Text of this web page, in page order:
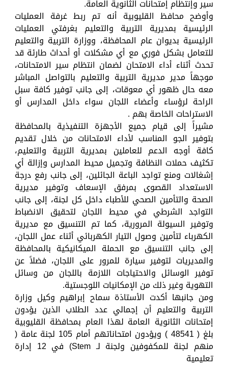
سير وإنتظام إمتحانات الثانوية العامة.
وأوضح محافظ القليوبية أنه تم ربط غرفة العمليات
الرئيسية بمديرية التربية والتعليم بغرفتي العمليات
الرئيسية بديوان عام المحافظة، ووزارة التربية والتعليم
للتعامل بشكل فوري مع أي مشكلات أو أحداث طارئة قد
تحدث أثناء أداء الامتحان لضمان انتظام سير الامتحانات،
موجهاً مدير مديرية التربية والتعليم بالتواصل المباشر
معه حال ظهور أي معوقات، إلى جانب توفير كافة سبل
الراحة لرؤساء وأعضاء اللجان سواء داخل المدارس أو
الاستراحات الخاصة بهم .
مشيراً إلى قيام جميع الأجهزة التنفيذية بالمحافظة
بتوفير الجو المناسب لأداء الامتحانات من خلال تقديم
كافة أوجه الدعم للعاملين بمديرية التربية والتعليم،
تكثيف حملات النظافة وتجميل محيط المدارس وإزالة أي
إشغالات ومنع تواجد الباعة الجائلين، إلى جانب رفع درجة
الاستعداد القصوى بمرفق الإسعاف وتوفير مديرية
الصحة والتأمين الصحي للأطباء داخل كل لجنة، إلى جانب
التواجد الشرطي في محيط اللجان لتحقيق الانضباط
وتوفير السيولة المرورية، كما تم التنسيق مع مديرية
الكهرباء لتأمين وصول التيار الكهربائي أثناء عمل اللجان،
إلى جانب التنسيق مع الحملة الميكانيكية بالمحافظة
والمديريات لتوفير سيارة للمرور على اللجان، فضلاً عن
توفير الوسائل والاحتياجات اللازمة باللجان من وسائل
التهوية وغير ذلك من الإمكانيات اللوجستية.
ومن جانبها أكدت الأستاذة سماح إبراهيم وكيل وزارة
التربية والتعليم أن إجمالي عدد الطلاب الذين يؤدون
إمتحانات الثانوية العامة لهذا العام بمحافظة القليوبية
بلغ ( 48541 ) ويؤدون امتحاناتهم أمام 105 لجنة عامة (
منهم لجنة للمكفوفين ولجنة لـ Stem) في 12 إدارة
تعليمية